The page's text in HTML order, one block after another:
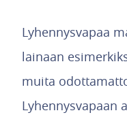
Lyhennysvapaa
lainaan
muita
Lyhennysvapaan